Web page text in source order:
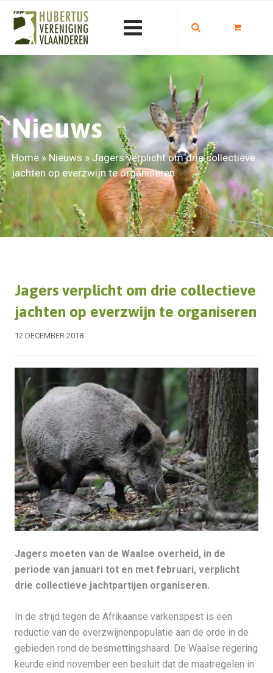
Nieuws
Home» Nieuws » Jagers verplicht om drie collectieve
jachten op everzwijn te organiseren
Jagers verplicht om drie collectieve
jachten op everzwijn te organiseren
12 DECEMBER 2018
Jagers moeten van de Waalse overheid, in de
periode van januari tot en met februari, verplicht
drie collectieve jachtpartijen organiseren.
In de strijd tegen de Afrikaanse varkenspest is een
reductie van de everzwijnenpopulatie aan de orde in de
gebieden rond de besmettingshaard. De Waalse regering
keurde eind november een besluit dat de maatregelen in